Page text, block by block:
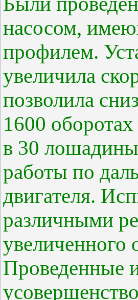
насосом,
профилем.
увеличила
позволила
1600
в 30
работы по
двигателя.
различными
увеличенного
Проведенные